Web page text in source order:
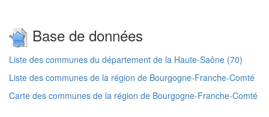
Base de données
Liste des communes du département de la Haute-Saône (70)
Liste des communes de la région de Bourgogne-Franche-Comté
Carte des communes de la région de Bourgogne-Franche-Comté